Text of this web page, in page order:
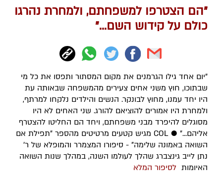
"הם הצטרפו למשפחתם, ולמחרת נהרגו
כולם על קידוש השם..."
"יום אחד גילו הגרמנים את מקום המסתור ותפסו את כל מי
שבתוכו, חוץ משני אחים צעירים מהמשפחה שבאותה עת
היו יחד עמנו, מחוץ לבונקר. הנשים והילדים נלקחו למרתף,
ולמחרת היו אמורים להוציאם להורג. שני האחים לא היו
מסוגלים להיפרד מבני משפחתם, ויחד הם החליטו להצטרף
אליהם..." ● COL מגיש קטעים מרטיטים מהספר "תפילת אם
השואה באמונה שלימה" - סיפורו המצמרר והמופלא של ר'
נתן לייב גינצברג שהלך לעולמו השנה, במהלך שנות השואה
האיומות לסיפור המלא